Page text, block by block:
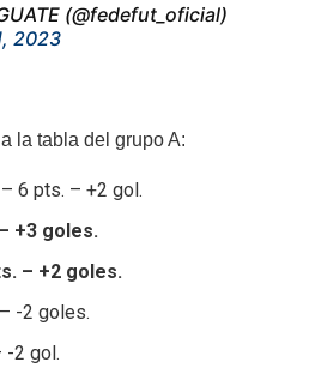
(@fedefut_oficial)
2023
la tabla del grupo A:
6 pts. – +2 gol.
+3 goles.
– +2 goles.
-2 goles.
-2 gol.